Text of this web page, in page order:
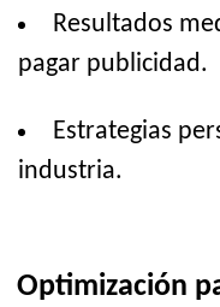
Resultados
pagar publicidad.
Estrategias
industria.
Optimización